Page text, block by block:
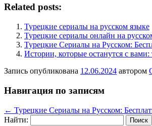
Related posts:
Турецкие сериалы на русском языке
Турецкие сериалы онлайн на
Турецкие Сериалы на Русском:
Истории, которые останутся с
Запись опубликована 12.06.2024 автором
Навигация по записям
← Турецкие Сериалы на Русском:
Найти: